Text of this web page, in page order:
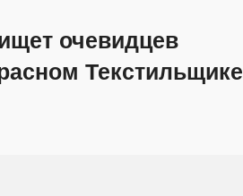
очевидцев
Текстильщике